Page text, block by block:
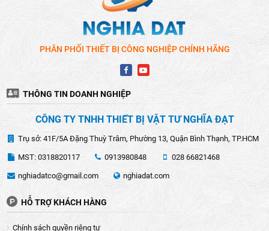
CÁC LOẠI THIẾT BỊ ĐO ĐIỆN VÀ ỨNG DỤNG
Có nhiều loại thiết bị đo điện khác nhau được sử dụng tùy
theo mục đích và yêu cầu cụ thể. Dưới đây là một số loại
PHÂN PHỐI THIẾT BỊ CÔNG NGHIỆP CHÍNH HÃNG
THÔNG TIN DOANH NGHIỆP
CÔNG TY TNHH THIẾT BỊ VẬT TƯ NGHĨA ĐẠT
Trụ sở: 41F/5A Đặng Thuỳ Trâm, Phường 13, Quận Bình Thạnh, TP.HCM
MST: 0318820117 0913980848 028 66821468
nghiadatco@gmail.com nghiadat.com
HỖ TRỢ KHÁCH HÀNG
Chính sách quyền riêng tư